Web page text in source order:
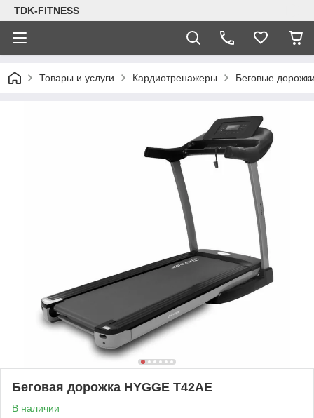
TDK-FITNESS
Товары и услуги Кардиотренажеры Беговые
Беговая дорожка HYGGE T42AE
В наличии